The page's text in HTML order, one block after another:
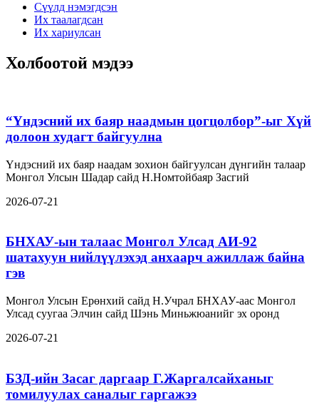
Сүүлд нэмэгдсэн
Их таалагдсан
Их хариулсан
Холбоотой мэдээ
“Үндэсний их баяр наадмын цогцолбор”-ыг Хүй
долоон худагт байгуулна
Үндэсний их баяр наадам зохион байгуулсан дүнгийн талаар
Монгол Улсын Шадар сайд Н.Номтойбаяр Засгий
2026-07-21
БНХАУ-ын талаас Монгол Улсад АИ-92
шатахуун нийлүүлэхэд анхаарч ажиллаж байна
гэв
Монгол Улсын Ерөнхий сайд Н.Учрал БНХАУ-аас Монгол
Улсад суугаа Элчин сайд Шэнь Миньжюанийг эх оронд
2026-07-21
БЗД-ийн Засаг даргаар Г.Жаргалсайханыг
томилуулах саналыг гаргажээ